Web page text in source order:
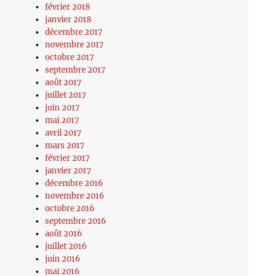
février 2018
janvier 2018
décembre 2017
novembre 2017
octobre 2017
septembre 2017
août 2017
juillet 2017
juin 2017
mai 2017
avril 2017
mars 2017
février 2017
janvier 2017
décembre 2016
novembre 2016
octobre 2016
septembre 2016
août 2016
juillet 2016
juin 2016
mai 2016